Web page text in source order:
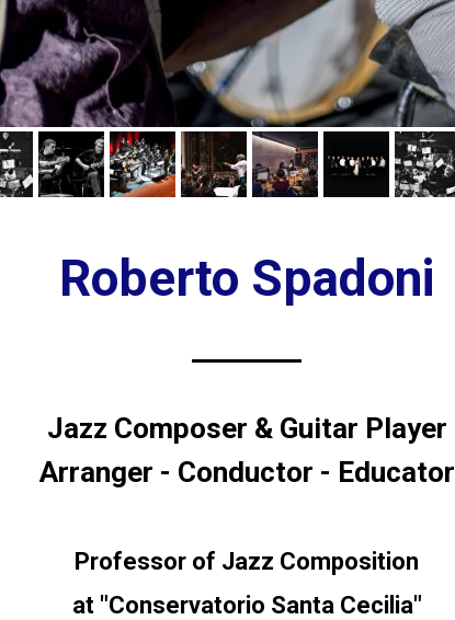
Roberto Spadoni
Jazz Composer & Guitar Player
Arranger - Conductor - Educator
Professor of Jazz Composition
at "Conservatorio Santa Cecilia"